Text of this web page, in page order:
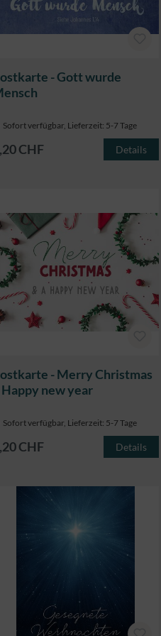
- Gott wurde
Sofort verfügbar, Lieferzeit: 5-7 Tage
CHF Details
- Merry Christmas
Happy new year
Sofort verfügbar, Lieferzeit: 5-7 Tage
CHF Details